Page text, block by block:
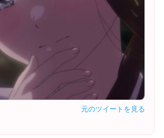
元のツイートを見る